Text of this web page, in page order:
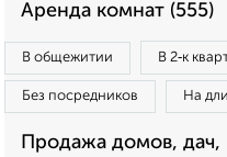
Аренда комнат (555)
В общежитии В 2‑к
Без посредников На
Продажа домов, дач,